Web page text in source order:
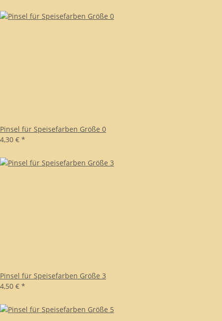
Pinsel für Speisefarben Größe 0
4,30 € *
Pinsel für Speisefarben Größe 3
4,50 € *